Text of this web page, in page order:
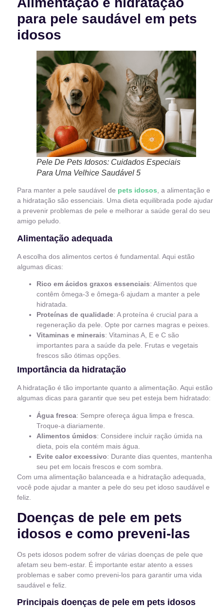
para pele saudável em pets
idosos
Pele De Pets Idosos: Cuidados Especiais
Para Uma Velhice Saudável 5
Para manter a pele saudável de pets idosos, a alimentação e
a hidratação são essenciais. Uma dieta equilibrada pode ajudar
a prevenir problemas de pele e melhorar a saúde geral do seu
amigo peludo.
Alimentação adequada
A escolha dos alimentos certos é fundamental. Aqui estão
algumas dicas:
Rico em ácidos graxos essenciais: Alimentos que
contêm ômega-3 e ômega-6 ajudam a manter a pele
hidratada.
Proteínas de qualidade: A proteína é crucial para a
regeneração da pele. Opte por carnes magras e peixes.
Vitaminas e minerais: Vitaminas A, E e C são
importantes para a saúde da pele. Frutas e vegetais
frescos são ótimas opções.
Importância da hidratação
A hidratação é tão importante quanto a alimentação. Aqui estão
algumas dicas para garantir que seu pet esteja bem hidratado:
Água fresca: Sempre ofereça água limpa e fresca.
Troque-a diariamente.
Alimentos úmidos: Considere incluir ração úmida na
dieta, pois ela contém mais água.
Evite calor excessivo: Durante dias quentes, mantenha
seu pet em locais frescos e com sombra.
Com uma alimentação balanceada e a hidratação adequada,
você pode ajudar a manter a pele do seu pet idoso saudável e
feliz.
Doenças de pele em pets
idosos e como preveni-las
Os pets idosos podem sofrer de várias doenças de pele que
afetam seu bem-estar. É importante estar atento a esses
problemas e saber como preveni-los para garantir uma vida
saudável e feliz.
Principais doenças de pele em pets idosos